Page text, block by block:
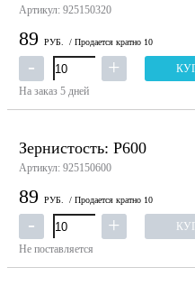
Артикул: 925150320
89 РУБ. / Продается кратно 10
На заказ 5 дней
Зернистость: P600
Артикул: 925150600
89 РУБ. / Продается кратно 10
Не поставляется